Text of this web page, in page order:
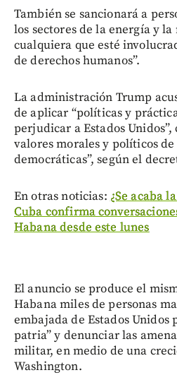
También se sancionará a
los sectores de la energía y
cualquiera que esté
de derechos humanos”.
La administración Trump
de aplicar “políticas y
perjudicar a Estados Unidos”,
valores morales y políticos
democráticas”, según el
En otras noticias: ¿Se acaba
Cuba confirma
Habana desde este lunes
El anuncio se produce el
Habana miles de personas
embajada de Estados Unidos
patria” y denunciar las
militar, en medio de una
Washington.